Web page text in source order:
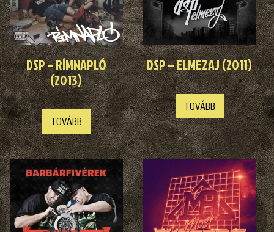
DSP – RÍMNAPLÓ
(2013)
TOVÁBB
DSP – ELMEZAJ (2011)
TOVÁBB